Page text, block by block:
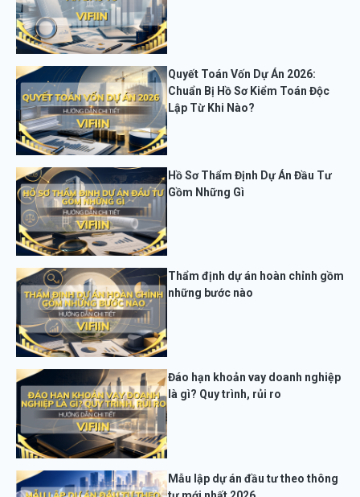
Quyết Toán Vốn Dự Án 2026:
Chuẩn Bị Hồ Sơ Kiểm Toán Độc
Lập Từ Khi Nào?
Hồ Sơ Thẩm Định Dự Án Đầu Tư
Gồm Những Gì
Thẩm định dự án hoàn chỉnh gồm
những bước nào
Đáo hạn khoản vay doanh nghiệp
là gì? Quy trình, rủi ro
Mẫu lập dự án đầu tư theo thông